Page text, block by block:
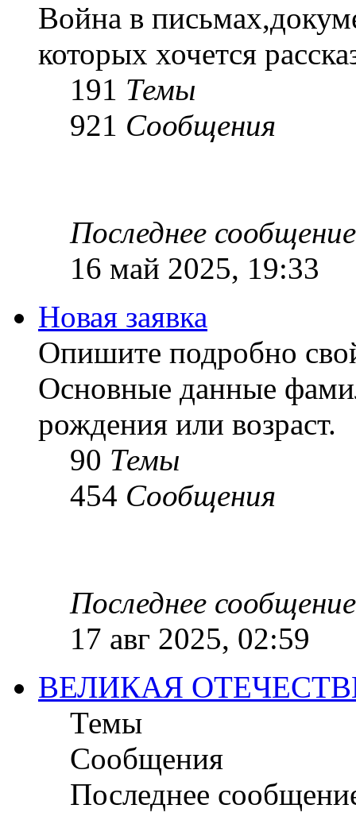
Война в
которых хочется
191 Темы
921 Сообщения
Последнее сообщение
16 май 2025, 19:33
Новая заявка
Опишите подробно
Основные данные
рождения или возраст.
90 Темы
454 Сообщения
Последнее сообщение
17 авг 2025, 02:59
ВЕЛИКАЯ
Темы
Сообщения
Последнее